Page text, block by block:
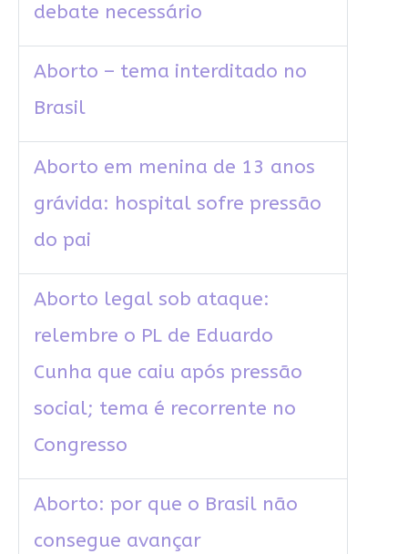
debate necessário
Aborto – tema interditado no
Brasil
Aborto em menina de 13 anos
grávida: hospital sofre pressão
do pai
Aborto legal sob ataque:
relembre o PL de Eduardo
Cunha que caiu após pressão
social; tema é recorrente no
Congresso
Aborto: por que o Brasil não
consegue avançar